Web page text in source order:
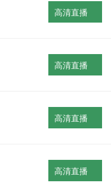
高清直播
高清直播
高清直播
高清直播